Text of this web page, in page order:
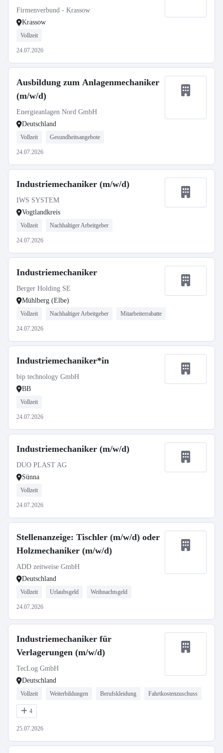
Firmenverbund - Krassow
Krassow
Vollzeit
24.07.2026
Ausbildung zum Anlagenmechaniker
(m/w/d)
Energieanlagen Nord GmbH
Deutschland
Vollzeit Gesundheitsangebote
24.07.2026
Industriemechaniker (m/w/d)
IWS SYSTEM
Vogtlandkreis
Vollzeit Nachhaltiger Arbeitgeber
24.07.2026
Industriemechaniker
Berger Holding SE
Mühlberg (Elbe)
Vollzeit Nachhaltiger Arbeitgeber Mitarbeiterrabatte
24.07.2026
Industriemechaniker*in
bip technology GmbH
BB
Vollzeit
24.07.2026
Industriemechaniker (m/w/d)
DUO PLAST AG
Sünna
Vollzeit
24.07.2026
Stellenanzeige: Tischler (m/w/d) oder
Holzmechaniker (m/w/d)
ADD zeitweise GmbH
Deutschland
Vollzeit Urlaubsgeld Weihnachtsgeld
24.07.2026
Industriemechaniker für
Verlagerungen (m/w/d)
TecLog GmbH
Deutschland
Vollzeit Weiterbildungen Berufskleidung Fahrtkostenzuschuss
4
25.07.2026